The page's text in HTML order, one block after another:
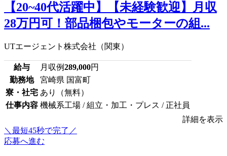
【20~40代活躍中】【未経験歓迎】月収
28万円可！部品梱包やモーターの組...
UTエージェント株式会社（関東）
給与 月収例289,000円
勤務地
宮崎県 国富町
寮・社宅 あり（無料）
仕事内容 機械系工場 / 組立・加工・プレス / 正社員
詳細を表示
＼最短45秒で完了／
応募へ進む